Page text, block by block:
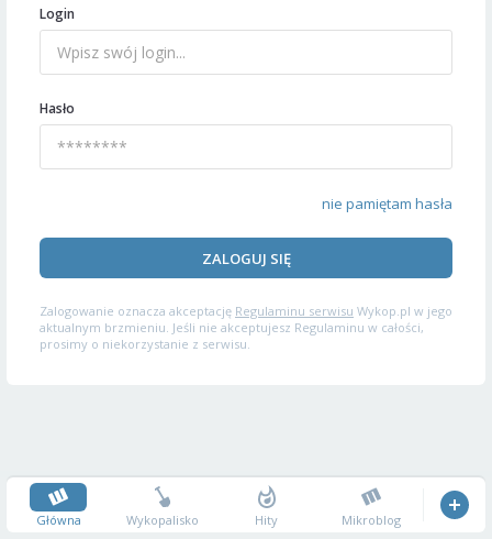
Login
Hasło
nie pamiętam hasła
ZALOGUJ SIĘ
Zalogowanie oznacza akceptację Regulaminu serwisu Wykop.pl w jego
aktualnym brzmieniu. Jeśli nie akceptujesz Regulaminu w całości,
prosimy o niekorzystanie z serwisu.
Główna Wykopalisko Hity Mikroblog